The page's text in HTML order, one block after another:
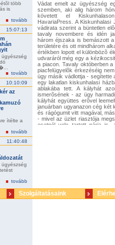
több
is
tovább
15:07:13
tovább
10:10:09
az
ítélte a
tovább
11:40:48
tovább
Vádat emelt az ügyészség
szemben, aki alig három
követett el
HavariaPress. A Kiskunhalasi
vádirata szerint a büntetlen
tavaly novembere és idén
három éjszaka is bemászott
területére és ott mindhárom
értékben lopott el különbözõ
udvaráról még egy a
a piacon. Tavaly októberben
piacfelügyelõk érkezéséig
ügy másik vádlottja - segítette
egy lakatlan kiskunhalasi
ablakába tett. A kályhát
ismerõsének - az ügy
kályhát együttes erõvel
januárban ugyanazon cég két
és rágógumit vitt magával,
- mivel az üzlet riasztója
esetnél vele tartott párja is,
Szolgáltatásaink